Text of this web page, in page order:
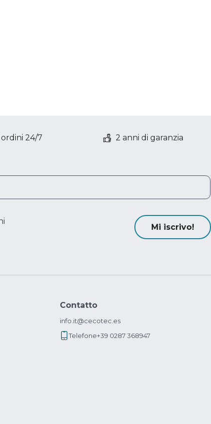
24/7 2 anni di garanzia
Mi iscrivo!
Contatto
info.it@cecotec.es
Telefone+39 0287 368947